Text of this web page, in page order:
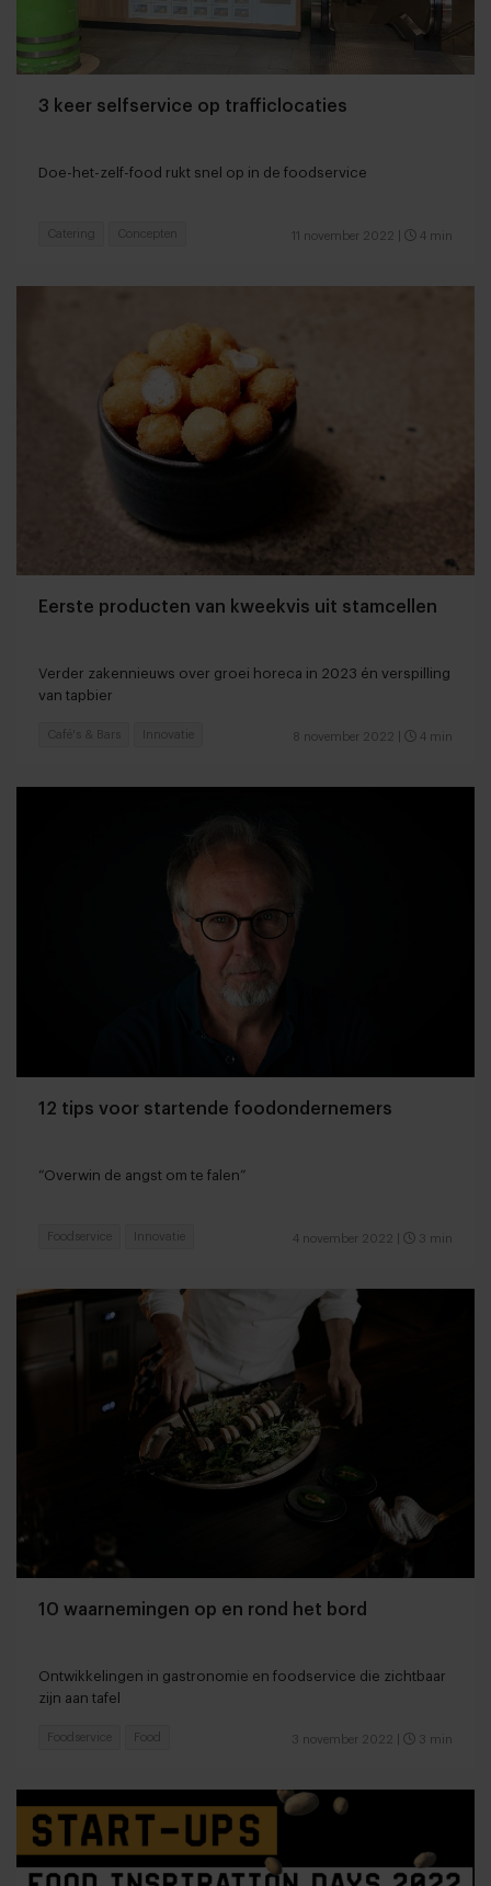
3 keer selfservice op trafficlocaties
Doe-het-zelf-food rukt snel op in de foodservice
11 november 2022 4 min
Catering Concepten
Eerste producten van kweekvis uit stamcellen
Verder zakennieuws over groei horeca in 2023 én verspilling
van tapbier
8 november 2022 4 min
Café's & Bars Innovatie
12 tips voor startende foodondernemers
“Overwin de angst om te falen”
4 november 2022 3 min
Foodservice Innovatie
10 waarnemingen op en rond het bord
Ontwikkelingen in gastronomie en foodservice die zichtbaar
zijn aan tafel
3 november 2022 3 min
Foodservice Food